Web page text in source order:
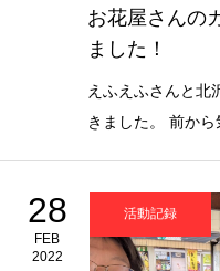
お花屋さんの
ました！
えふえふさんと北
きました。 前から
28
FEB
2022
活動記録